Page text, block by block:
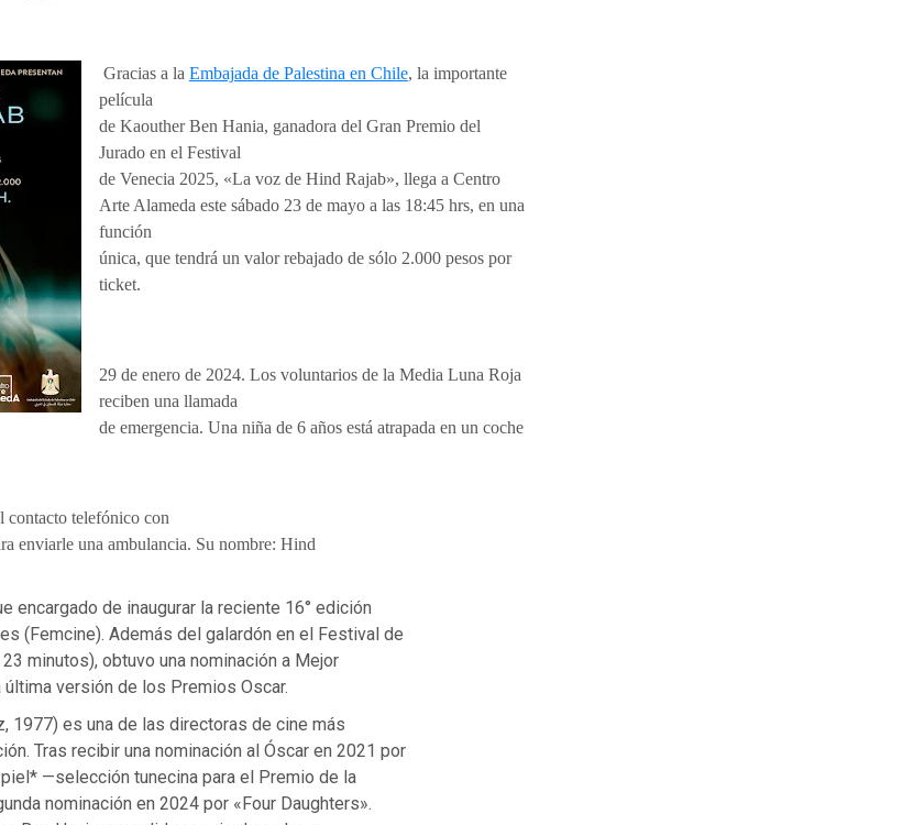
Gracias a la Embajada de Palestina en Chile, la importante
película
de Kaouther Ben Hania, ganadora del Gran Premio del
Jurado en el Festival
de Venecia 2025, «La voz de Hind Rajab», llega a Centro
Arte Alameda este sábado 23 de mayo a las 18:45 hrs, en una
función
única, que tendrá un valor rebajado de sólo 2.000 pesos por
ticket.
29 de enero de 2024. Los voluntarios de la Media Luna Roja
reciben una llamada
de emergencia. Una niña de 6 años está atrapada en un coche
contacto telefónico con
enviarle una ambulancia. Su nombre: Hind
encargado de inaugurar la reciente 16° edición
(Femcine). Además del galardón en el Festival de
minutos), obtuvo una nominación a Mejor
versión de los Premios Oscar.
1977) es una de las directoras de cine más
Tras recibir una nominación al Óscar en 2021 por
—selección tunecina para el Premio de la
nominación en 2024 por «Four Daughters».